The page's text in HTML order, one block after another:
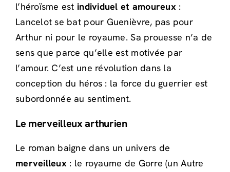
l’héroïsme est individuel et amoureux :
Lancelot se bat pour Guenièvre, pas pour
Arthur ni pour le royaume. Sa prouesse n’a de
sens que parce qu’elle est motivée par
l’amour. C’est une révolution dans la
conception du héros : la force du guerrier est
subordonnée au sentiment.
Le merveilleux arthurien
Le roman baigne dans un univers de
merveilleux: le royaume de Gorre (un Autre